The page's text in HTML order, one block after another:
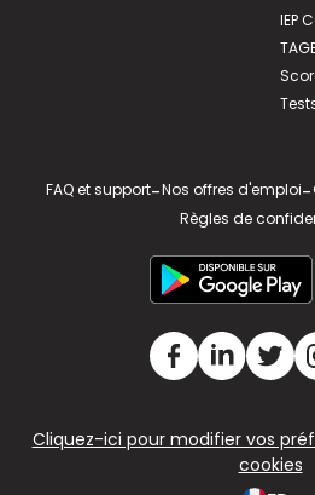
IEP
FAQ et support-Nos offres d'emploi-
Règles de
Cliquez-ici pour modifier vos
cookies